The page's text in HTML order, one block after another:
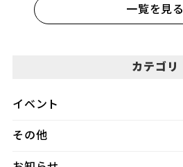
一覧を見る
カテゴリ
イベント
その他